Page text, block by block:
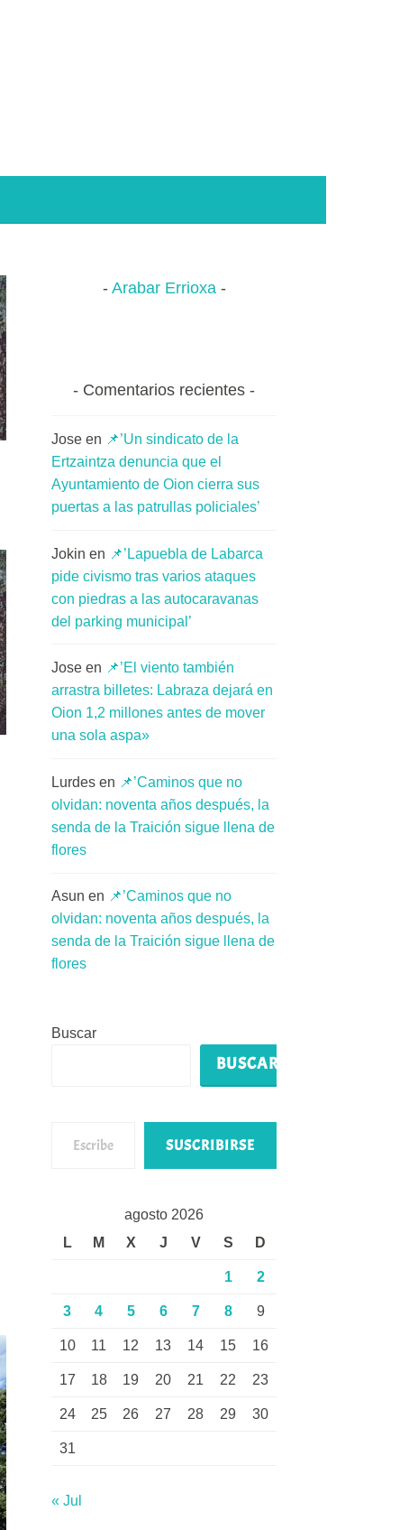
Arabar Errioxa
Comentarios recientes
Jose en 📌’Un sindicato de la
Ertzaintza denuncia que el
Ayuntamiento de Oion cierra sus
puertas a las patrullas policiales’
Jokin en 📌’Lapuebla de Labarca
pide civismo tras varios ataques
con piedras a las autocaravanas
del parking municipal’
Jose en 📌’El viento también
arrastra billetes: Labraza dejará en
Oion 1,2 millones antes de mover
una sola aspa»
Lurdes en 📌’Caminos que no
olvidan: noventa años después, la
senda de la Traición sigue llena de
flores
Asun en 📌’Caminos que no
olvidan: noventa años después, la
senda de la Traición sigue llena de
flores
Buscar
BUSCAR
SUSCRIBIRSE
agosto 2026
L
M X J V S D
1 2
3 4 5 6 7 8 9
10 11 12 13 14 15 16
17 18 19 20 21 22 23
24 25 26 27 28 29 30
31
« Jul